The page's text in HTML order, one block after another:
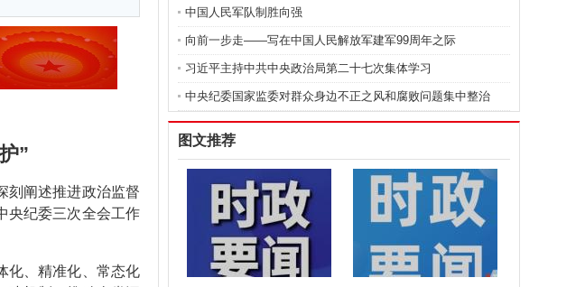
”
阐述推进政治监督
央纪委三次全会工作
、精准化、常态化
中国人民军队制胜向强
向前一步走——写在中国人民解放军建军99周年之际
习近平主持中共中央政治局第二十七次集体学习
中央纪委国家监委对群众身边不正之风和腐败问题集中整治
图文推荐